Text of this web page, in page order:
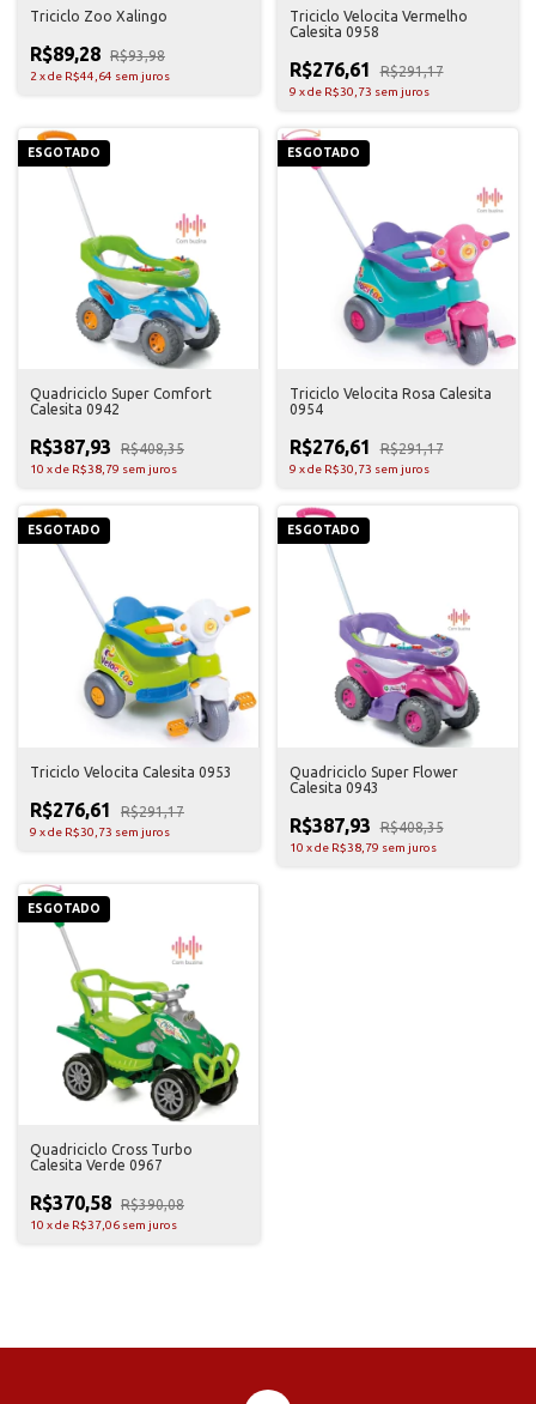
Triciclo Zoo Xalingo
R$89,28 R$93,98
2 xde R$44,64 sem juros
Triciclo Velocita Vermelho
Calesita 0958
R$276,61 R$291,17
9 xde R$30,73 sem juros
ESGOTADO
Quadriciclo Super Comfort
Calesita 0942
R$387,93 R$408,35
10 xde R$38,79 sem juros
ESGOTADO
Triciclo Velocita Rosa Calesita
0954
R$276,61 R$291,17
9 xde R$30,73 sem juros
ESGOTADO
Triciclo Velocita Calesita 0953
R$276,61 R$291,17
9 xde R$30,73 sem juros
ESGOTADO
Quadriciclo Super Flower
Calesita 0943
R$387,93 R$408,35
10 xde R$38,79 sem juros
ESGOTADO
Quadriciclo Cross Turbo
Calesita Verde 0967
R$370,58 R$390,08
10 xde R$37,06 sem juros